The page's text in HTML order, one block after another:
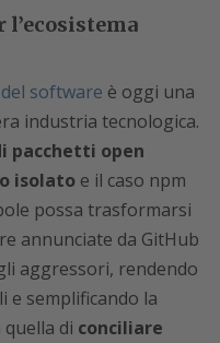
l’ecosistema
software è oggi una
industria tecnologica.
pacchetti open
isolato e il caso npm
possa trasformarsi
annunciate da GitHub
aggressori, rendendo
e semplificando la
di conciliare